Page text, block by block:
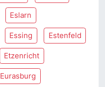
Eslarn
Essing Estenfeld
Etzenricht
Eurasburg